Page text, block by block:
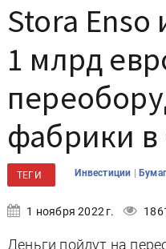
Stora Enso
1 млрд
фабрики в
ТЕГИ Инвестиции |
1 ноября 2022 г.
Деньги пойдут на